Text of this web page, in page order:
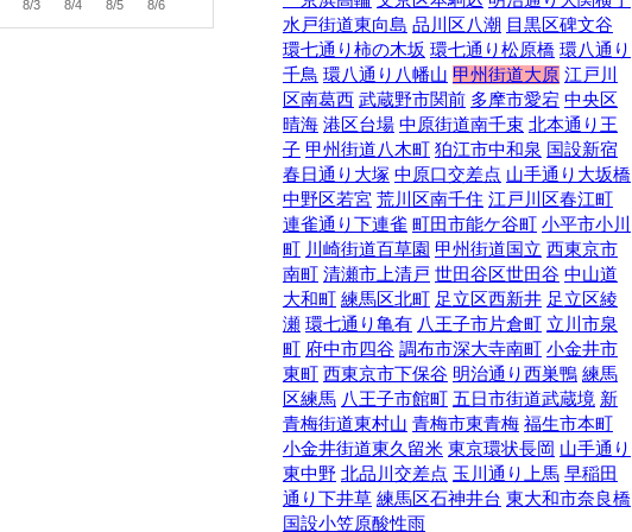
8/3 8/4 8/5 8/6
水戸街道東向島 品川区八潮 目黒区碑文谷
環七通り柿の木坂 環七通り松原橋 環八通り
千鳥 環八通り八幡山 甲州街道大原 江戸川
区南葛西 武蔵野市関前 多摩市愛宕 中央区
晴海 港区台場 中原街道南千束 北本通り王
子 甲州街道八木町 狛江市中和泉 国設新宿
春日通り大塚 中原口交差点 山手通り大坂橋
中野区若宮 荒川区南千住 江戸川区春江町
連雀通り下連雀 町田市能ケ谷町 小平市小川
町 川崎街道百草園 甲州街道国立 西東京市
南町 清瀬市上清戸 世田谷区世田谷 中山道
大和町 練馬区北町 足立区西新井 足立区綾
瀬 環七通り亀有 八王子市片倉町 立川市泉
町 府中市四谷 調布市深大寺南町 小金井市
東町 西東京市下保谷 明治通り西巣鴨 練馬
区練馬 八王子市館町 五日市街道武蔵境 新
青梅街道東村山 青梅市東青梅 福生市本町
小金井街道東久留米 東京環状長岡 山手通り
東中野 北品川交差点 玉川通り上馬 早稲田
通り下井草 練馬区石神井台 東大和市奈良橋
国設小笠原酸性雨